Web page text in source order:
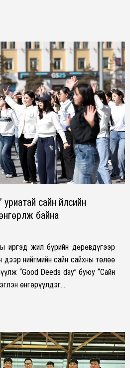
сайн үйлсийн
байна
иргэд жил бүрийн дөрөвдүгээр
нийгмийн сайн сайхны төлөө
“Good Deeds day” буюу “Сайн
өнгөрүүлдэг.…